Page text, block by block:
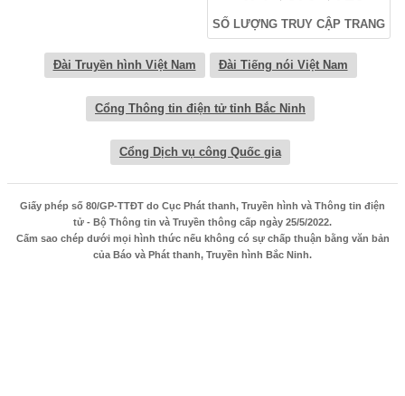
SỐ LƯỢNG TRUY CẬP TRANG
Đài Truyền hình Việt Nam Đài Tiếng nói Việt Nam
Cổng Thông tin điện tử tỉnh Bắc Ninh
Cổng Dịch vụ công Quốc gia
Giấy phép số 80/GP-TTĐT do Cục Phát thanh, Truyền hình và Thông tin điện
tử - Bộ Thông tin và Truyền thông cấp ngày 25/5/2022.
Cấm sao chép dưới mọi hình thức nếu không có sự chấp thuận bằng văn bản
của Báo và Phát thanh, Truyền hình Bắc Ninh.